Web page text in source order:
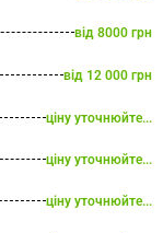
від 8000 грн
від 12 000 грн
ціну уточнюйте...
ціну уточнюйте...
ціну уточнюйте...